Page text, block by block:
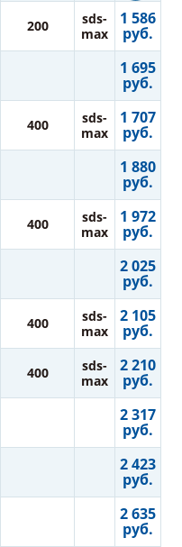
200
sds-
max
1 586
руб.
1 695
руб.
400
sds-
max
1 707
руб.
1 880
руб.
400
sds-
max
1 972
руб.
2 025
руб.
400
sds-
max
2 105
руб.
400
sds-
max
2 210
руб.
2 317
руб.
2 423
руб.
2 635
руб.